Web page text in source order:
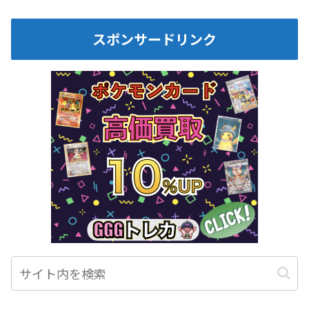
スポンサードリンク